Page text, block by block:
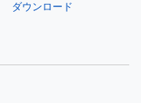
ダウンロード